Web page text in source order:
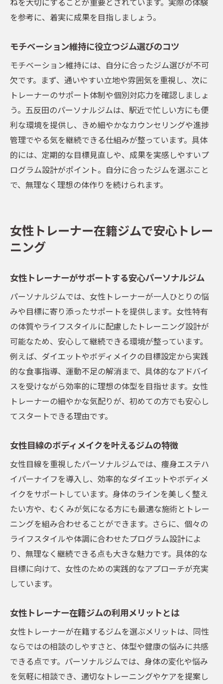
を参考に、着実に成果を目指しましょう。
モチベーション維持に役立つジム選びのコツ
モチベーション維持には、自分に合ったジム選びが不可
欠です。まず、通いやすい立地や雰囲気を重視し、次に
トレーナーのサポート体制や個別対応力を確認しましょ
う。五反田のパーソナルジムは、駅近で忙しい方にも便
利な環境を提供し、きめ細やかなカウンセリングや進捗
管理でやる気を継続できる仕組みが整っています。具体
的には、定期的な目標見直しや、成果を実感しやすいプ
ログラム設計がポイント。自分に合ったジムを選ぶこと
で、無理なく理想の体作りを続けられます。
女性トレーナー在籍ジムで安心トレー
ニング
女性トレーナーがサポートする安心パーソナルジム
パーソナルジムでは、女性トレーナーが一人ひとりの悩
みや目標に寄り添ったサポートを提供します。女性特有
の体質やライフスタイルに配慮したトレーニング設計が
可能なため、安心して継続できる環境が整っています。
例えば、ダイエットやボディメイクの目標設定から実践
的な食事指導、運動不足の解消まで、具体的なアドバイ
スを受けながら効率的に理想の体型を目指せます。女性
トレーナーの細やかな気配りが、初めての方でも安心し
てスタートできる理由です。
女性目線のボディメイクを叶えるジムの特徴
女性目線を重視したパーソナルジムでは、痩身エステハ
イパーナイフを導入し、効率的なダイエットやボディメ
イクをサポートしています。身体のラインを美しく整え
たい方や、むくみが気になる方にも最適な施術とトレー
ニングを組み合わせることができます。さらに、個々の
ライフスタイルや体調に合わせたプログラム設計によ
り、無理なく継続できる点も大きな魅力です。具体的な
目標に向けて、女性のための実践的なアプローチが充実
しています。
女性トレーナー在籍ジムの利用メリットとは
女性トレーナーが在籍するジムを選ぶメリットは、同性
ならではの相談のしやすさと、体型や健康の悩みに共感
できる点です。パーソナルジムでは、身体の変化や悩み
を気軽に相談でき、適切なトレーニングやケアを提案し